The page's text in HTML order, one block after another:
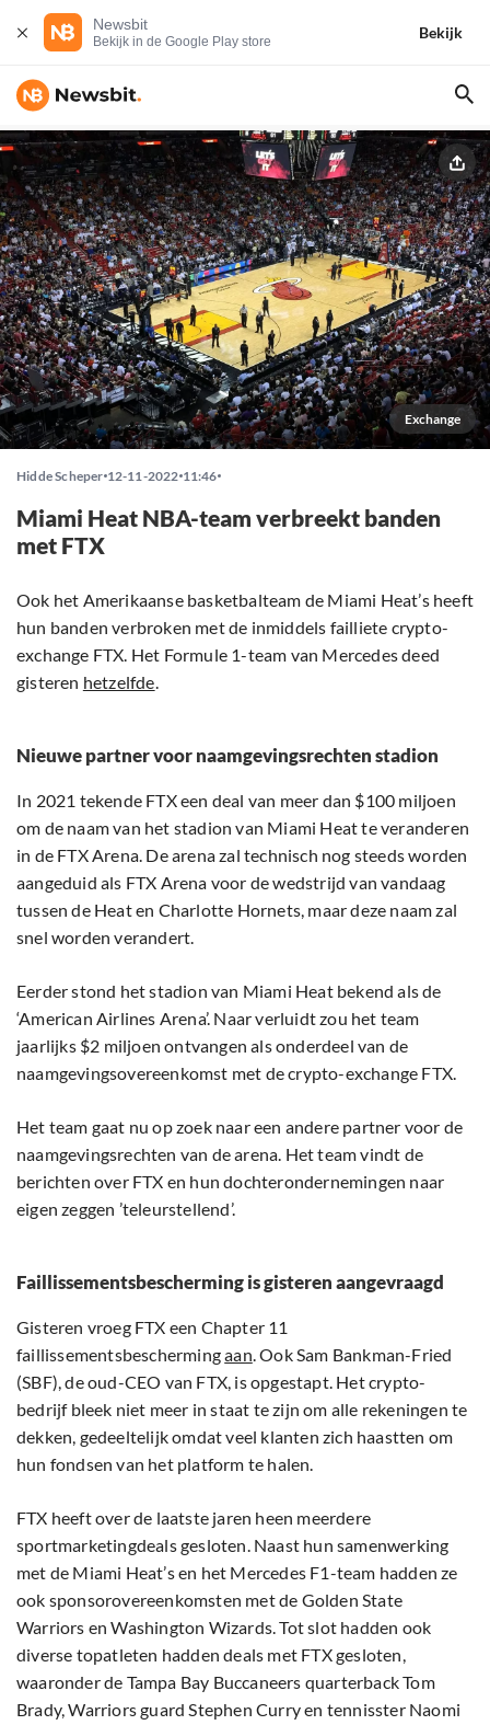
Newsbit
Bekijk in de Google Play store
Bekijk
Exchange
Hidde Scheper 12-11-2022 11:46
Miami Heat NBA-team verbreekt banden
met FTX
Ook het Amerikaanse basketbalteam de Miami Heat’s heeft
hun banden verbroken met de inmiddels failliete crypto-
exchange FTX. Het Formule 1-team van Mercedes deed
gisteren hetzelfde.
Nieuwe partner voor naamgevingsrechten stadion
In 2021 tekende FTX een deal van meer dan $100 miljoen
om de naam van het stadion van Miami Heat te veranderen
in de FTX Arena. De arena zal technisch nog steeds worden
aangeduid als FTX Arena voor de wedstrijd van vandaag
tussen de Heat en Charlotte Hornets, maar deze naam zal
snel worden verandert.
Eerder stond het stadion van Miami Heat bekend als de
‘American Airlines Arena’. Naar verluidt zou het team
jaarlijks $2 miljoen ontvangen als onderdeel van de
naamgevingsovereenkomst met de crypto-exchange FTX.
Het team gaat nu op zoek naar een andere partner voor de
naamgevingsrechten van de arena. Het team vindt de
berichten over FTX en hun dochterondernemingen naar
eigen zeggen ’teleurstellend’.
Faillissementsbescherming is gisteren aangevraagd
Gisteren vroeg FTX een Chapter 11
faillissementsbeschermingaan. Ook Sam Bankman-Fried
(SBF), de oud-CEO van FTX, is opgestapt. Het crypto-
bedrijf bleek niet meer in staat te zijn om alle rekeningen te
dekken, gedeeltelijk omdat veel klanten zich haastten om
hun fondsen van het platform te halen.
FTX heeft over de laatste jaren heen meerdere
sportmarketingdeals gesloten. Naast hun samenwerking
met de Miami Heat’s en het Mercedes F1-team hadden ze
ook sponsorovereenkomsten met de Golden State
Warriors en Washington Wizards. Tot slot hadden ook
diverse topatleten hadden deals met FTX gesloten,
waaronder de Tampa Bay Buccaneers quarterback Tom
Brady, Warriors guard Stephen Curry en tennisster Naomi